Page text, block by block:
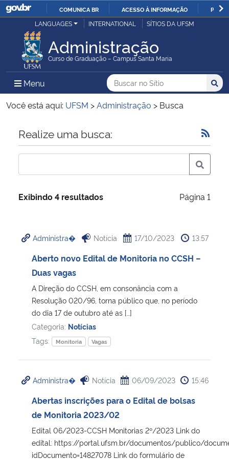
IR
O
COMUNICA BR ACESSO À INFORMAÇÃO
Ministério da Justiça e Segurança Pública
Ministério da Defesa
Ministério das Relações Exteriores
Ministério da Economia
Ministério da Infraestrutura
Ministério da Cidadania
Ministério de Minas e Energia
Ministério da Ciência, Tecnologia, Inovações e Comunicações
Ministério do Meio Ambiente
Ministério do Desenvolvimento Regional
Controladoria-Geral da União
Ministério da Mulher, da Família e dos Direitos Humanos
LANGUAGES INTERNATIONAL SÍTIOS DA UFSM
Administração
Curso de Graduação – Campus Santa Maria
Menu Menu Principal do Sítio
Busca
Buscar no no Sítio
Busca:
Você está aqui: UFSM >Administração > Busca
Início do conteúdo
Realize uma busca:
Exibindo 4 resultados Página 1
Administra� Notícia 17/10/2023 13:57
Aberto novo Edital de Monitoria no CCSH –
Duas vagas
A Direção do CCSH, em consonância com a
Resolução 020/96, torna público que, no período
do dia 17 de outubro até as […]
Categoria: Notícias
Tags:
Monitoria Vagas
Administra� Notícia 06/09/2023 15:46
Abertas inscrições para o Edital de bolsas
de Monitoria 2023/02
Edital 06/2023-CCSH Monitorias 2º/2023 Link do
edital: https://portal.ufsm.br/documentos/publico/
idDocumento=14827078 Link do formulário de